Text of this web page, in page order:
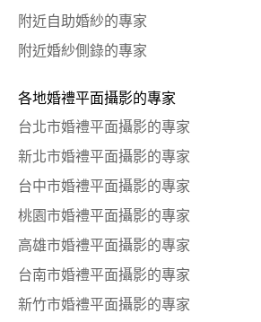
附近自助婚紗的專家
附近婚紗側錄的專家
各地婚禮平面攝影的專家
台北市婚禮平面攝影的專家
新北市婚禮平面攝影的專家
台中市婚禮平面攝影的專家
桃園市婚禮平面攝影的專家
高雄市婚禮平面攝影的專家
台南市婚禮平面攝影的專家
新竹市婚禮平面攝影的專家